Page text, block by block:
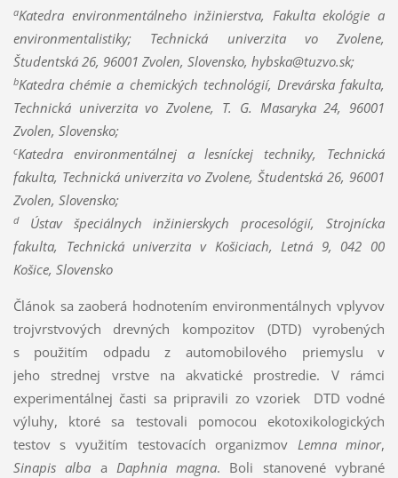
aKatedra environmentálneho inžinierstva, Fakulta ekológie a
environmentalistiky; Technická univerzita vo Zvolene,
Študentská 26, 96001 Zvolen, Slovensko, hybska@tuzvo.sk;
bKatedra chémie a chemických technológií, Drevárska fakulta,
Technická univerzita vo Zvolene, T. G. Masaryka 24, 96001
Zvolen, Slovensko;
cKatedra environmentálnej a lesníckej techniky, Technická
fakulta, Technická univerzita vo Zvolene, Študentská 26, 96001
Zvolen, Slovensko;
dÚstav špeciálnych inžinierskych procesológií, Strojnícka
fakulta, Technická univerzita v Košiciach, Letná 9, 042 00
Košice, Slovensko
Článok sa zaoberá hodnotením environmentálnych vplyvov
trojvrstvových drevných kompozitov (DTD) vyrobených
s použitím odpadu z automobilového priemyslu v
jeho strednej vrstve na akvatické prostredie. V rámci
experimentálnej časti sa pripravili zo vzoriek DTD vodné
výluhy, ktoré sa testovali pomocou ekotoxikologických
testov s využitím testovacích organizmov Lemna minor,
Sinapis alba a Daphnia magna. Boli stanovené vybrané